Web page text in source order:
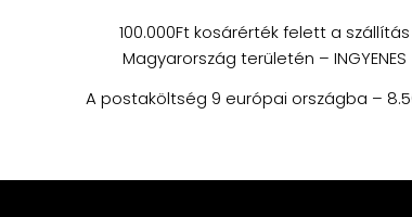
100.000Ft kosárérték felett a szállítás
Magyarország területén – INGYENES
A postaköltség 9 európai országba –